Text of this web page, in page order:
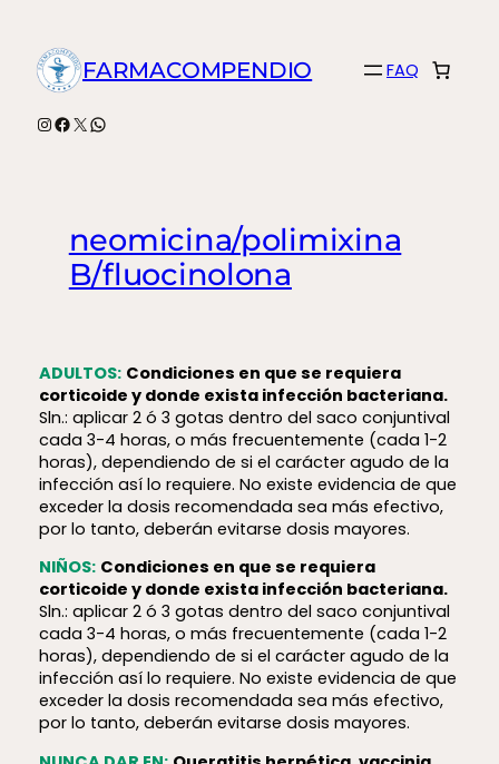
contenidoFARMACOMPENDIO FAQ
Instagram
Facebook
X WhatsApp
neomicina/polimixina
B/fluocinolona
ADULTOS: Condiciones en que se requiera
corticoide y donde exista infección bacteriana.
Sln.: aplicar 2 ó 3 gotas dentro del saco conjuntival
cada 3-4 horas, o más frecuentemente (cada 1-2
horas), dependiendo de si el carácter agudo de la
infección así lo requiere. No existe evidencia de que
exceder la dosis recomendada sea más efectivo,
por lo tanto, deberán evitarse dosis mayores.
NIÑOS: Condiciones en que se requiera
corticoide y donde exista infección bacteriana.
Sln.: aplicar 2 ó 3 gotas dentro del saco conjuntival
cada 3-4 horas, o más frecuentemente (cada 1-2
horas), dependiendo de si el carácter agudo de la
infección así lo requiere. No existe evidencia de que
exceder la dosis recomendada sea más efectivo,
por lo tanto, deberán evitarse dosis mayores.